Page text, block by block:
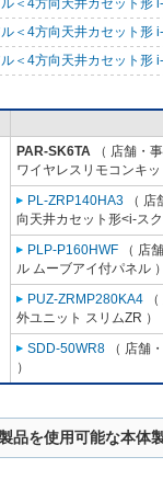
＜4方向天井カセット形
＜4方向天井カセット形
＜4方向天井カセット形
PAR-SK6TA （ 店舗・
ワイヤレスリモコンキッ
PL-ZRP140HA3 （
向天井カセット形<i-ス
PLP-P160HWF （ 店
ル ムーブアイ付パネル ）
PUZ-ZRMP280KA4
外ユニット スリムZR ）
SDD-50WR8 （ 店舗
）
品を使用可能な本体